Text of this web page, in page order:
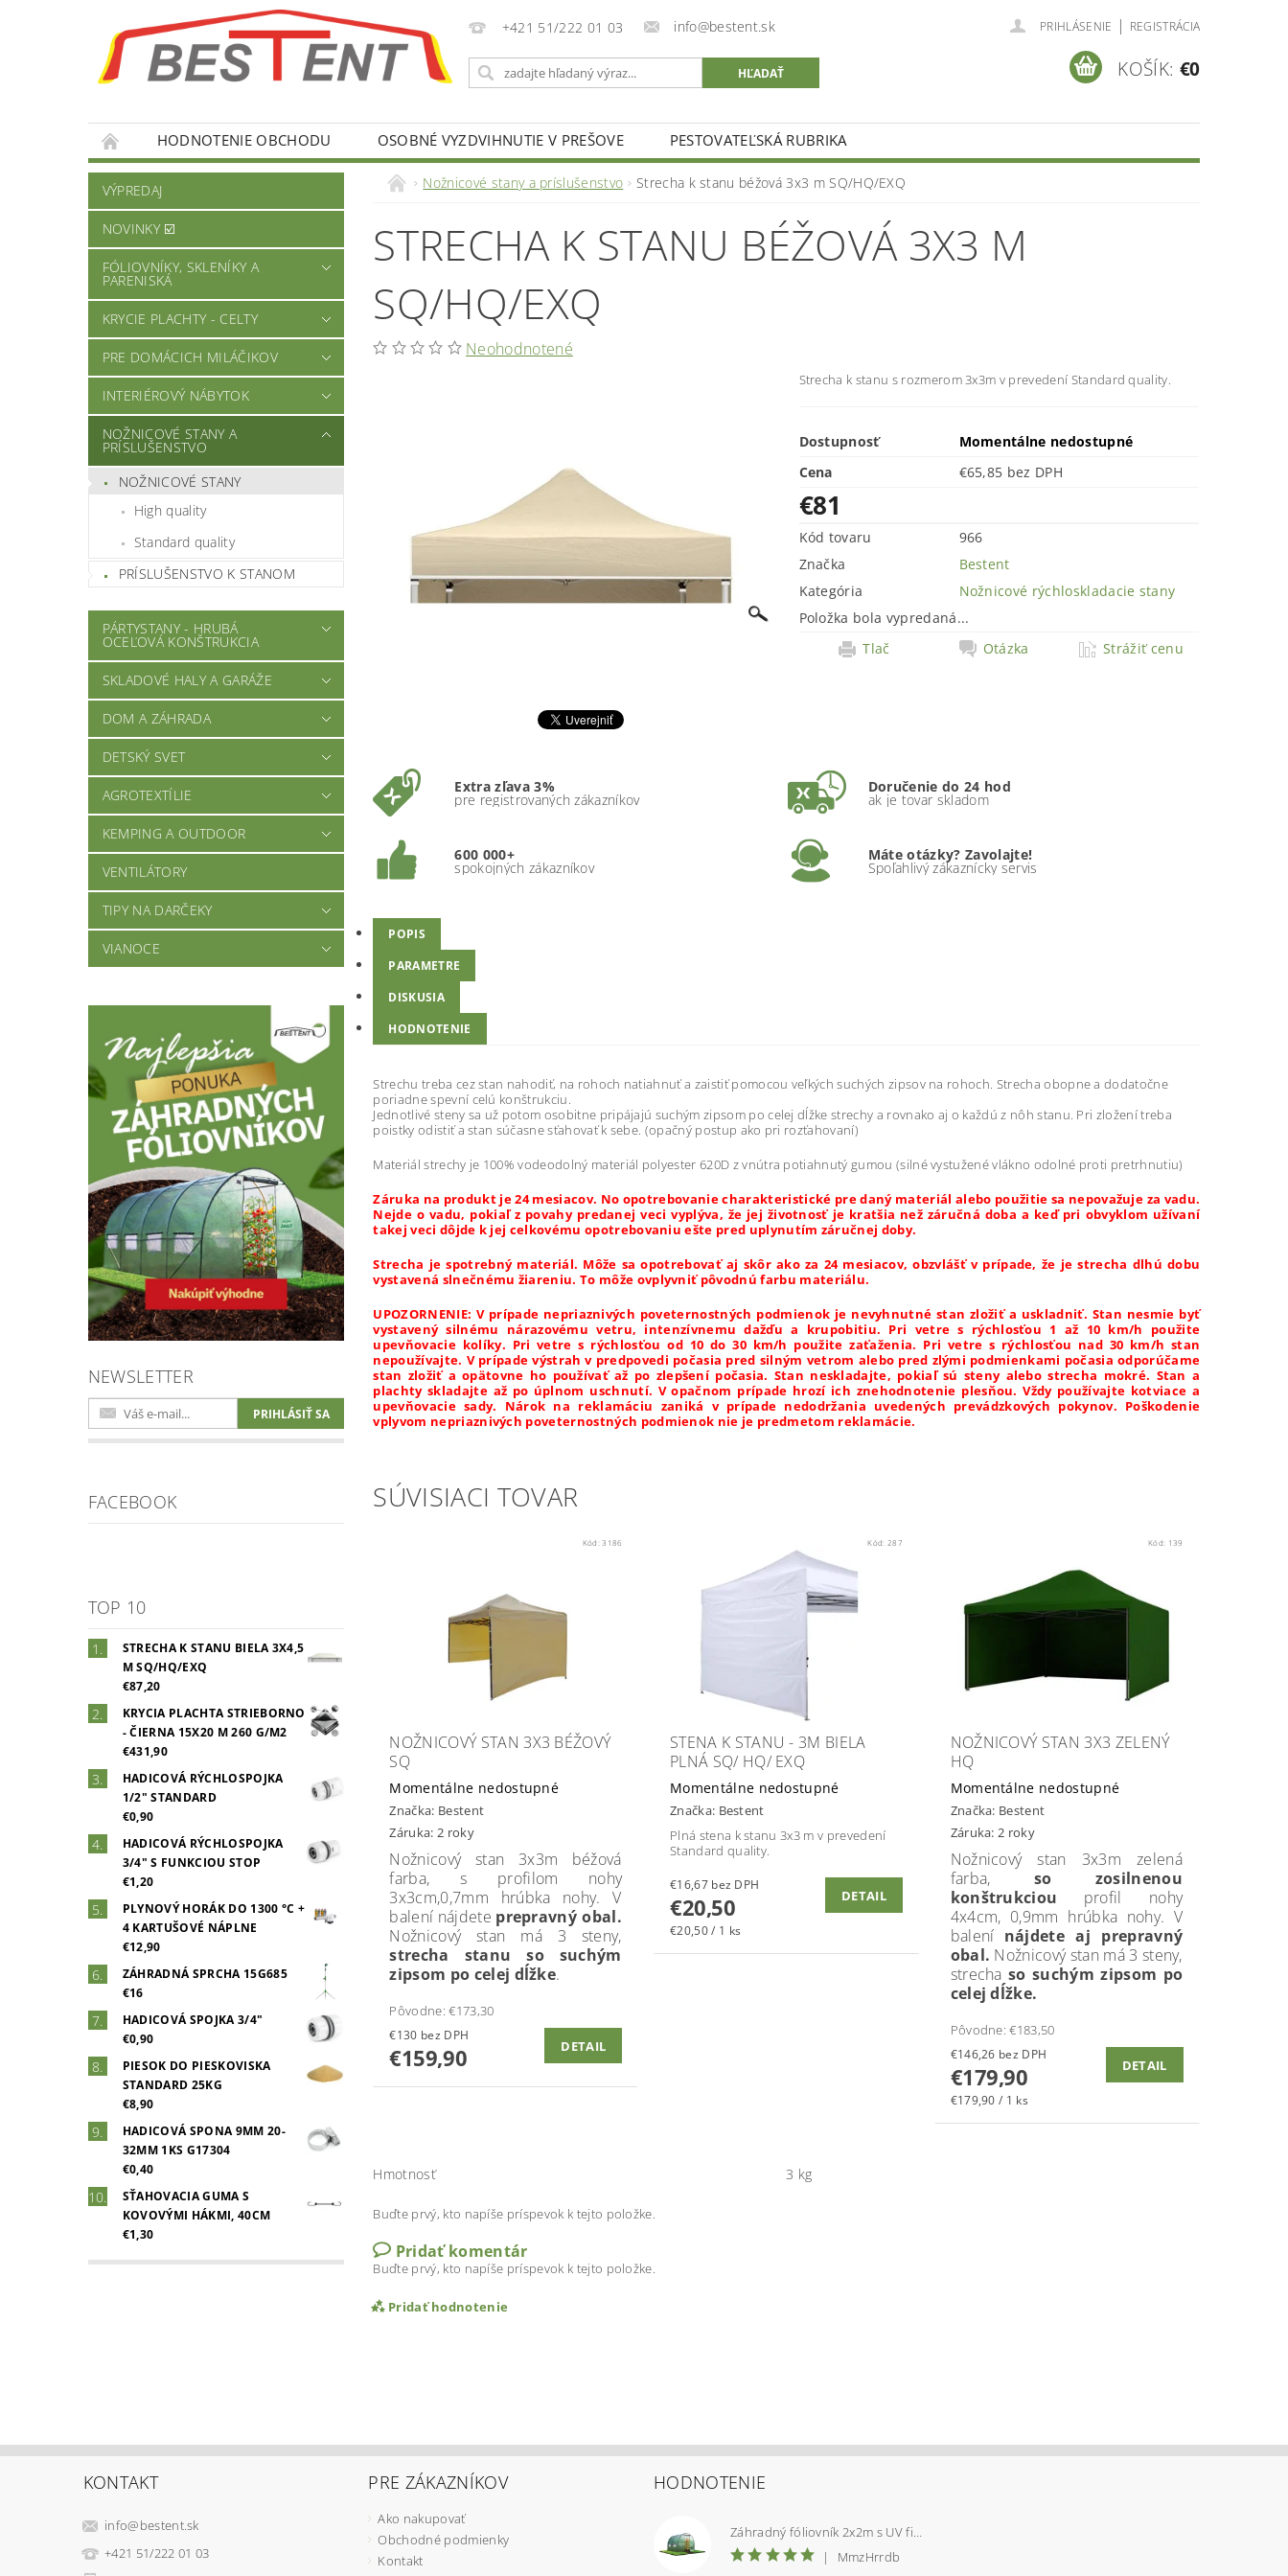
+421 51/222 01 03 info@bestent.sk PRIHLÁSENIE | REGISTRÁCIA
KOŠÍK: €0
HODNOTENIE OBCHODU OSOBNÉ VYZDVIHNUTIE V PREŠOVE PESTOVATEĽSKÁ RUBRIKA
VÝPREDAJ
NOVINKY ☑️
FÓLIOVNÍKY, SKLENÍKY A
PARENISKÁ
KRYCIE PLACHTY - CELTY
PRE DOMÁCICH MILÁČIKOV
INTERIÉROVÝ NÁBYTOK
NOŽNICOVÉ STANY A
PRÍSLUŠENSTVO
NOŽNICOVÉ STANY
High quality
Standard quality
PRÍSLUŠENSTVO K STANOM
PÁRTYSTANY - HRUBÁ
OCEĽOVÁ KONŠTRUKCIA
SKLADOVÉ HALY A GARÁŽE
DOM A ZÁHRADA
DETSKÝ SVET
AGROTEXTÍLIE
KEMPING A OUTDOOR
VENTILÁTORY
TIPY NA DARČEKY
VIANOCE
NEWSLETTER
FACEBOOK
TOP 10
STRECHA K STANU BIELA 3X4,5
M SQ/HQ/EXQ
€87,20
KRYCIA PLACHTA STRIEBORNO
- ČIERNA 15X20 M 260 G/M2
€431,90
HADICOVÁ RÝCHLOSPOJKA
1/2" STANDARD
€0,90
HADICOVÁ RÝCHLOSPOJKA
3/4" S FUNKCIOU STOP
€1,20
PLYNOVÝ HORÁK DO 1300 °C +
4 KARTUŠOVÉ NÁPLNE
€12,90
ZÁHRADNÁ SPRCHA 15G685
€16
HADICOVÁ SPOJKA 3/4"
€0,90
PIESOK DO PIESKOVISKA
STANDARD 25KG
€8,90
HADICOVÁ SPONA 9MM 20-
32MM 1KS G17304
€0,40
SŤAHOVACIA GUMA S
KOVOVÝMI HÁKMI, 40CM
€1,30
Nožnicové stany a príslušenstvo Strecha k stanu béžová 3x3 m SQ/HQ/EXQ
STRECHA K STANU BÉŽOVÁ 3X3 M
SQ/HQ/EXQ
Neohodnotené
Strecha k stanu s rozmerom 3x3m v prevedení Standard quality.
Dostupnosť
Momentálne nedostupné
Cena
€65,85 bez DPH
€81
Kód tovaru
966
Značka
Bestent
Kategória
Nožnicové rýchloskladacie stany
Položka bola vypredaná...
Tlač
Otázka Strážiť cenu
Extra zľava 3%
pre registrovaných zákazníkov
Doručenie do 24 hod
ak je tovar skladom
600 000+
spokojných zákazníkov
Máte otázky? Zavolajte!
Spoľahlivý zákaznícky servis
POPIS
PARAMETRE
DISKUSIA
HODNOTENIE
Strechu treba cez stan nahodiť, na rohoch natiahnuť a zaistiť pomocou veľkých suchých zipsov na rohoch. Strecha obopne a dodatočne
poriadne spevní celú konštrukciu.
Jednotlivé steny sa už potom osobitne pripájajú suchým zipsom po celej dĺžke strechy a rovnako aj o každú z nôh stanu. Pri zložení treba
poistky odistiť a stan súčasne sťahovať k sebe. (opačný postup ako pri rozťahovaní)
Materiál strechy je 100% vodeodolný materiál polyester 620D z vnútra potiahnutý gumou (silné vystužené vlákno odolné proti pretrhnutiu)
Záruka na produkt je 24 mesiacov. No opotrebovanie charakteristické pre daný materiál alebo použitie sa nepovažuje za vadu.
Nejde o vadu, pokiaľ z povahy predanej veci vyplýva, že jej životnosť je kratšia než záručná doba a keď pri obvyklom užívaní
takej veci dôjde k jej celkovému opotrebovaniu ešte pred uplynutím záručnej doby.
Strecha je spotrebný materiál. Môže sa opotrebovať aj skôr ako za 24 mesiacov, obzvlášť v prípade, že je strecha dlhú dobu
vystavená slnečnému žiareniu. To môže ovplyvniť pôvodnú farbu materiálu.
UPOZORNENIE: V prípade nepriaznivých poveternostných podmienok je nevyhnutné stan zložiť a uskladniť. Stan nesmie byť
vystavený silnému nárazovému vetru, intenzívnemu dažďu a krupobitiu. Pri vetre s rýchlosťou 1 až 10 km/h použite
upevňovacie kolíky. Pri vetre s rýchlosťou od 10 do 30 km/h použite zaťaženia. Pri vetre s rýchlosťou nad 30 km/h stan
nepoužívajte. V prípade výstrah v predpovedi počasia pred silným vetrom alebo pred zlými podmienkami počasia odporúčame
stan zložiť a opätovne ho používať až po zlepšení počasia. Stan neskladajte, pokiaľ sú steny alebo strecha mokré. Stan a
plachty skladajte až po úplnom uschnutí. V opačnom prípade hrozí ich znehodnotenie plesňou. Vždy používajte kotviace a
upevňovacie sady. Nárok na reklamáciu zaniká v prípade nedodržania uvedených prevádzkových pokynov. Poškodenie
vplyvom nepriaznivých poveternostných podmienok nie je predmetom reklamácie.
SÚVISIACI TOVAR
Kód:3186
NOŽNICOVÝ STAN 3X3 BÉŽOVÝ
SQ
Momentálne nedostupné
Značka: Bestent
Záruka: 2 roky
Nožnicový stan 3x3m béžová
farba, s profilom nohy
3x3cm,0,7mm hrúbka nohy. V
balení nájdete prepravný obal.
Nožnicový stan má 3 steny,
strecha stanu so suchým
zipsom po celej dĺžke.
Pôvodne:€173,30
€130 bez DPH
€159,90 DETAIL
Kód:287
STENA K STANU - 3M BIELA
PLNÁ SQ/ HQ/ EXQ
Momentálne nedostupné
Značka: Bestent
Plná stena k stanu 3x3 m v prevedení
Standard quality.
€16,67 bez DPH
€20,50
€20,50 / 1 ks
DETAIL
Kód: 139
NOŽNICOVÝ STAN 3X3 ZELENÝ
HQ
Momentálne nedostupné
Značka: Bestent
Záruka: 2 roky
Nožnicový stan 3x3m zelená
farba, so zosilnenou
konštrukciou profil nohy
4x4cm, 0,9mm hrúbka nohy. V
balení nájdete aj prepravný
obal. Nožnicový stan má 3 steny,
strechaso suchým zipsom po
celej dĺžke.
Pôvodne:€183,50
€146,26 bez DPH
€179,90
€179,90 / 1 ks
DETAIL
Hmotnosť 3 kg
Buďte prvý, kto napíše príspevok k tejto položke.
Pridať komentár
Buďte prvý, kto napíše príspevok k tejto položke.
Pridať hodnotenie
KONTAKT
info@bestent.sk
+421 51/222 01 03
PRE ZÁKAZNÍKOV
Ako nakupovať
Obchodné podmienky
Kontakt
HODNOTENIE
Záhradný fóliovník 2x2m s UV filtrom STANDARD
|
MmzHrrdb